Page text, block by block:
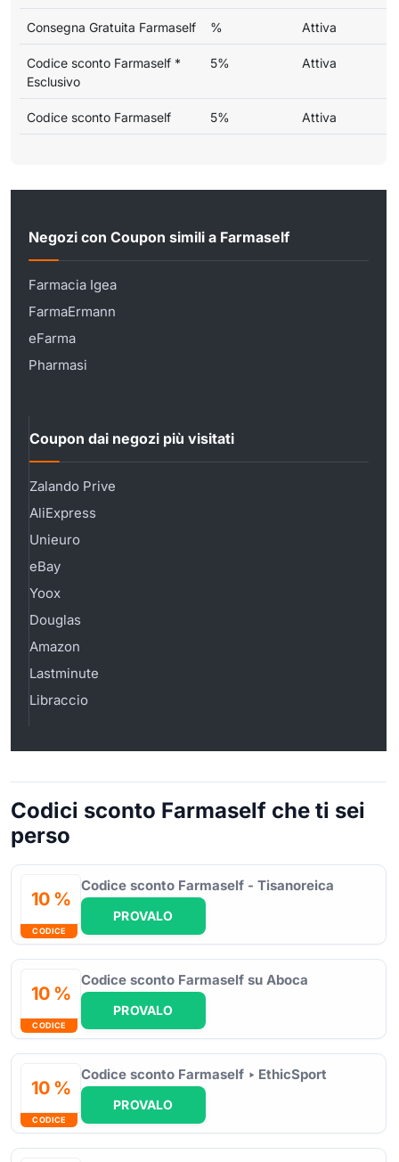
Consegna Gratuita Farmaself % Attiva
Codice sconto Farmaself *
Esclusivo
5% Attiva
Codice sconto Farmaself 5% Attiva
Negozi con Coupon simili a Farmaself
Farmacia Igea
FarmaErmann
eFarma
Pharmasi
Coupon dai negozi più visitati
Zalando Prive
AliExpress
Unieuro
eBay
Yoox
Douglas
Amazon
Lastminute
Libraccio
Codici sconto Farmaself che ti sei
perso
10 %
CODICE
Codice sconto Farmaself - Tisanoreica
PROVALO
10 %
CODICE
Codice sconto Farmaself su Aboca
PROVALO
10 %
CODICE
Codice sconto Farmaself ‣ EthicSport
PROVALO